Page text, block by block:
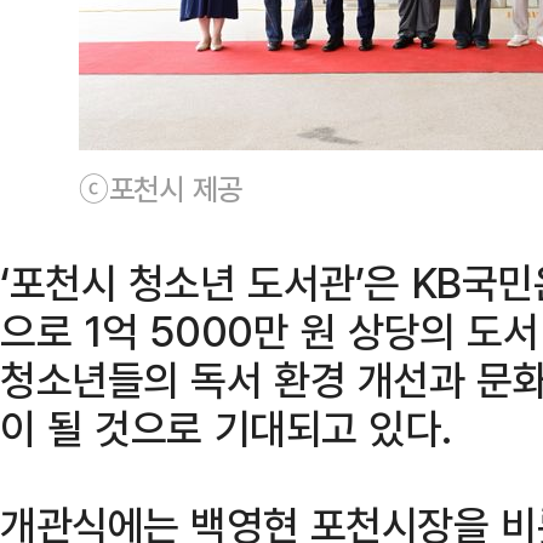
ⓒ포천시 제공
‘포천시 청소년 도서관’은 KB국
으로 1억 5000만 원 상당의 도
청소년들의 독서 환경 개선과 문
이 될 것으로 기대되고 있다.
개관식에는 백영현 포천시장을